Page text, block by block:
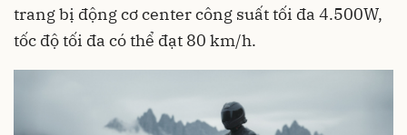
trang bị động cơ center công suất tối đa 4.500W,
tốc độ tối đa có thể đạt 80 km/h.